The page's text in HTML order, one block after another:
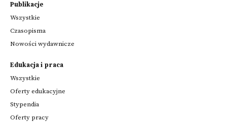
Publikacje
Wszystkie
Czasopisma
Nowości wydawnicze
Edukacja i praca
Wszystkie
Oferty edukacyjne
Stypendia
Oferty pracy